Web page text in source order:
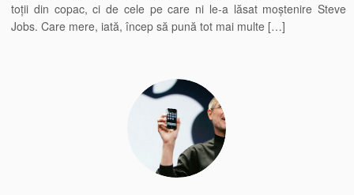
toții din copac, ci de cele pe care ni le-a lăsat moștenire Steve
Jobs. Care mere, iată, încep să pună tot mai multe […]